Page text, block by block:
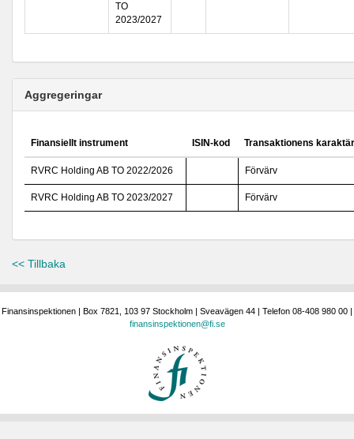
TO
2023/2027
Aggregeringar
Finansiellt instrument ISIN-kod Transaktionens karaktär
RVRC Holding AB TO 2022/2026 Förvärv
RVRC Holding AB TO 2023/2027 Förvärv
<< Tillbaka
Finansinspektionen | Box 7821, 103 97 Stockholm | Sveavägen 44 | Telefon 08-408 980 00 |
finansinspektionen@fi.se